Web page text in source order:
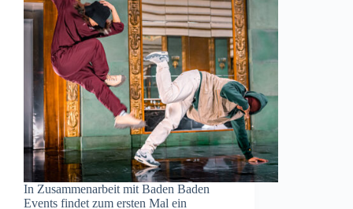
In Zusammenarbeit mit Baden Baden
Events findet zum ersten Mal ein